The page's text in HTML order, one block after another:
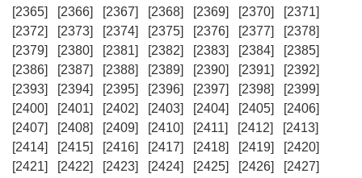
[2365]
[2366] [2367] [2368] [2369] [2370]
[2371]
[2372]
[2373] [2374] [2375] [2376] [2377]
[2378]
[2379]
[2380] [2381] [2382] [2383] [2384]
[2385]
[2386]
[2387] [2388] [2389] [2390] [2391]
[2392]
[2393]
[2394] [2395] [2396] [2397] [2398]
[2399]
[2400]
[2401] [2402] [2403] [2404] [2405]
[2406]
[2407]
[2408] [2409] [2410] [2411] [2412]
[2413]
[2414]
[2415] [2416] [2417] [2418] [2419]
[2420]
[2421]
[2422] [2423] [2424] [2425] [2426]
[2427]